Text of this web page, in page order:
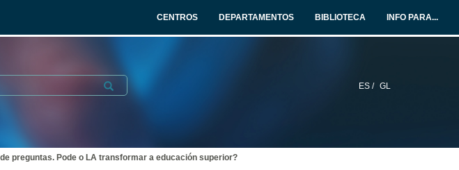
CENTROS DEPARTAMENTOS BIBLIOTECA INFO PARA...
ES / GL
Submit
de preguntas. Pode o LA transformar a educación superior?
Apertura de LASI Spain 2019. Manuel Joaquín Rreigosa Presenta a Manuel Caeiro, General Chair da sesión